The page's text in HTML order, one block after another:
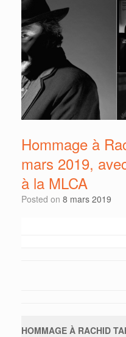
Hommage à
mars 2019,
à la MLCA
Posted on 8 mars 2019
HOMMAGE À RACHID